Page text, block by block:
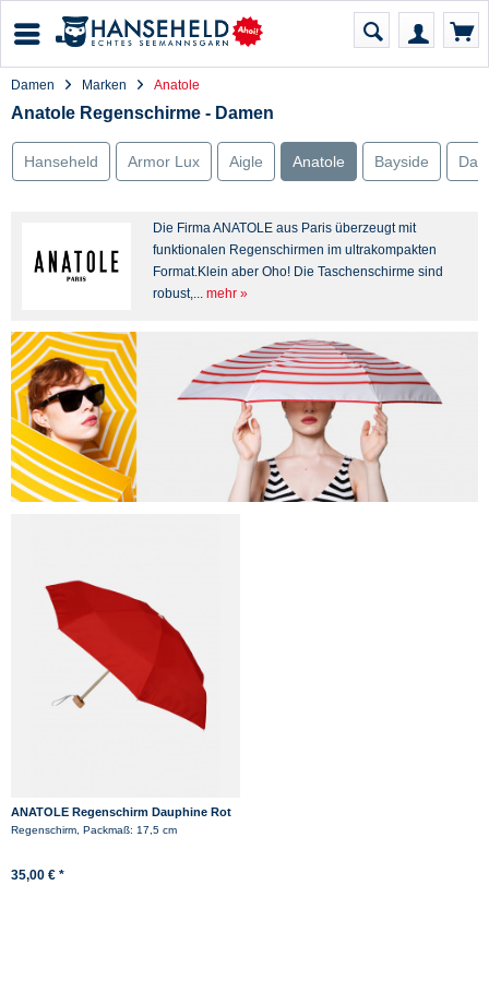
Damen Marken Anatole
Anatole Regenschirme - Damen
Hanseheld Armor Lux Aigle Anatole Bayside
Die Firma ANATOLE aus Paris überzeugt mit
funktionalen Regenschirmen im ultrakompakten
Format.Klein aber Oho! Die Taschenschirme sind
robust,... mehr »
ANATOLE Regenschirm Dauphine Rot
Regenschirm, Packmaß: 17,5 cm
35,00 € *